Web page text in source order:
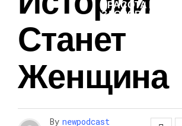
КРАСОТА И
ЗДОРОВЬЕ
Станет
Женщина
By newpodcast